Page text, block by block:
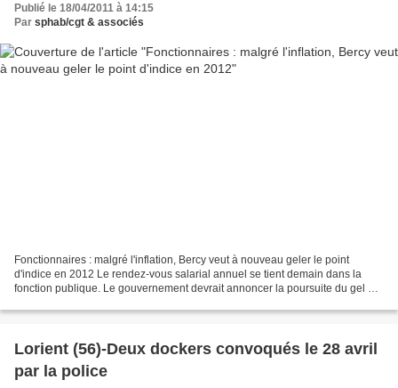
Publié le 18/04/2011 à 14:15
Par sphab/cgt & associés
Fonctionnaires : malgré l'inflation, Bercy veut à nouveau geler le point
d'indice en 2012 Le rendez-vous salarial annuel se tient demain dans la
fonction publique. Le gouvernement devrait annoncer la poursuite du gel du
Lorient (56)-Deux dockers convoqués le 28 avril
par la police